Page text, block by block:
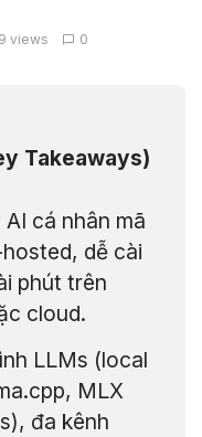
views 0
Takeaways)
cá nhân mã
dễ cài
phút trên
cloud.
LLMs (local
MLX
đa kênh